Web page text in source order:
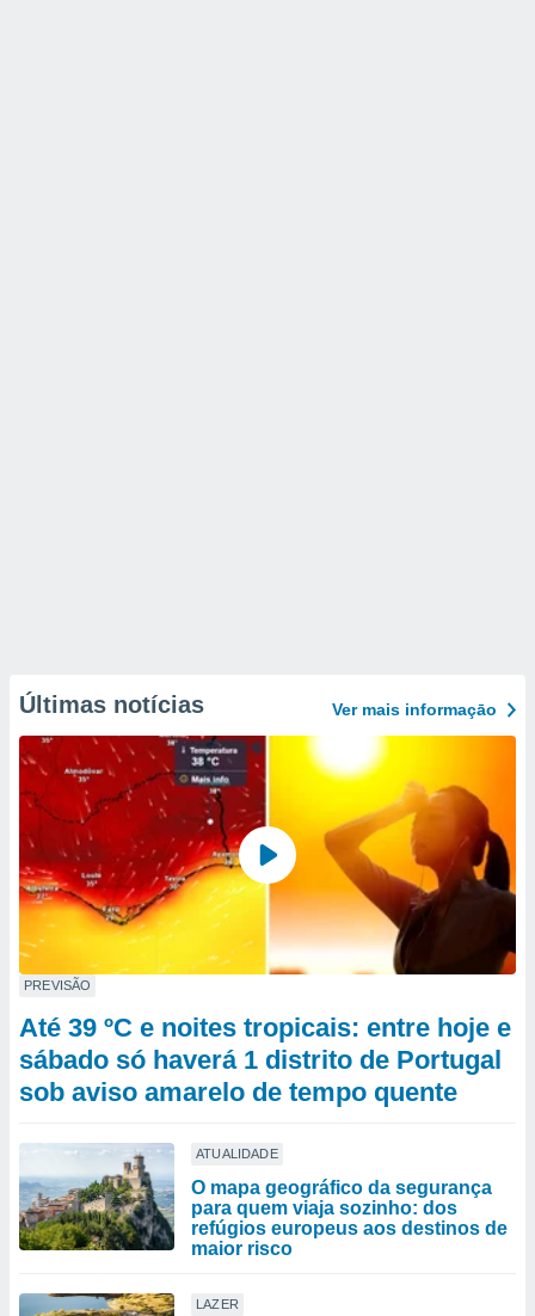
Últimas notícias Ver mais informaçāo
PREVISÃO
Até 39 ºC e noites tropicais: entre hoje e
sábado só haverá 1 distrito de Portugal
sob aviso amarelo de tempo quente
ATUALIDADE
O mapa geográfico da segurança
para quem viaja sozinho: dos
refúgios europeus aos destinos de
maior risco
LAZER